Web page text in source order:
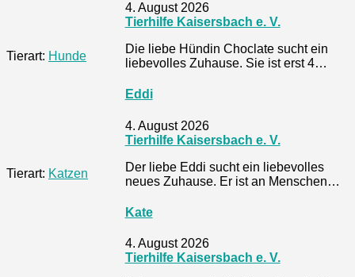
Tierart: Hunde
4. August 2026
Tierhilfe Kaisersbach e. V.
Die liebe Hündin Choclate sucht ein
liebevolles Zuhause. Sie ist erst 4…
Tierart: Katzen
Eddi
4. August 2026
Tierhilfe Kaisersbach e. V.
Der liebe Eddi sucht ein liebevolles
neues Zuhause. Er ist an Menschen…
Kate
4. August 2026
Tierhilfe Kaisersbach e. V.